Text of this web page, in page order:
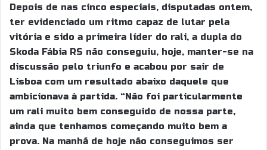
Depois de nas cinco especiais, disputadas ontem,
ter evidenciado um ritmo capaz de lutar pela
vitória e sido a primeira líder do rali, a dupla do
Skoda Fábia RS não conseguiu, hoje, manter-se na
discussão pelo triunfo e acabou por sair de
Lisboa com um resultado abaixo daquele que
ambicionava à partida. “Não foi particularmente
um rali muito bem conseguido de nossa parte,
ainda que tenhamos começando muito bem a
prova. Na manhã de hoje não conseguimos ser